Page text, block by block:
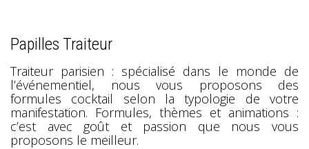
Papilles Traiteur
Traiteur parisien : spécialisé dans le monde de
l’événementiel, nous vous proposons des
formules cocktail selon la typologie de votre
manifestation. Formules, thèmes et animations :
c’est avec goût et passion que nous vous
proposons le meilleur.